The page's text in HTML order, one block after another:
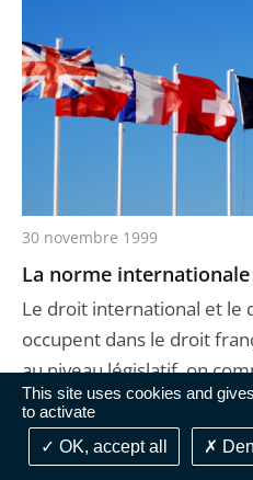
This site uses cookies and
to activate
OK, accept all
La norme
Le droit international et le
occupent dans le droit
au niveau législatif, on
30 novembre 1999